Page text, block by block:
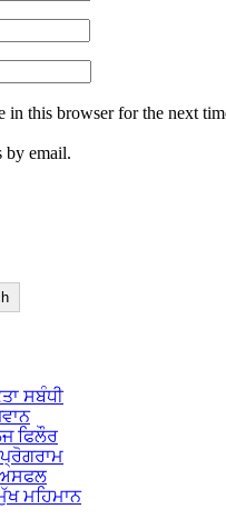
in this browser for the next
by email.
ਸਬੰਧੀ
ਫਿਲੌਰ
ਅਸਫਲ
ਮਹਿਮਾਨ